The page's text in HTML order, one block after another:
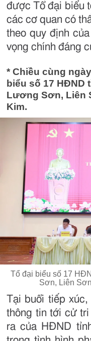
được Tổ đại biểu
các cơ quan có
theo quy định
vọng chính đáng
* Chiều cùng
biểu số 17 HĐND
Lương Sơn, Liên
Kim.
Tổ đại biểu số 17
Sơn, Liên
Tại buổi tiếp
thông tin tới cử
ra của HĐND